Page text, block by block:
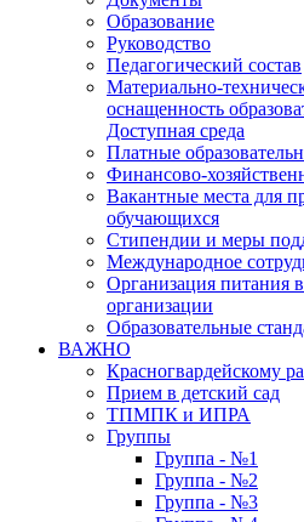
Образование
Руководство
Педагогический состав
Материально-
оснащенность
Доступная среда
Платные
Финансово-
Вакантные места для
обучающихся
Стипендии и меры
Международное
Организация питания
организации
Образовательные
ВАЖНО
Красногвардейскому
Прием в детский сад
ТПМПК и ИПРА
Группы
Группа - №1
Группа - №2
Группа - №3